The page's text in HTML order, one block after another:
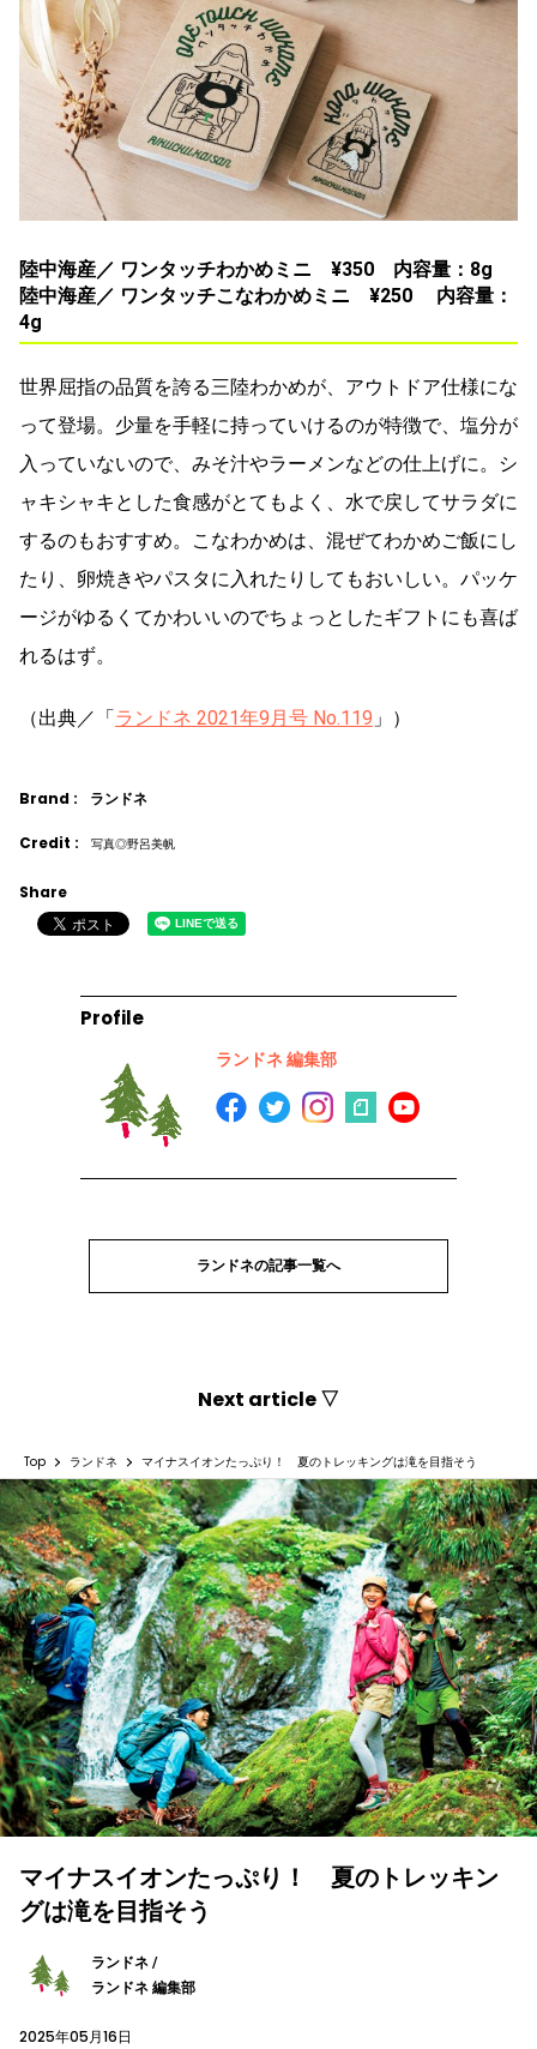
陸中海産／ ワンタッチわかめミニ ¥350 内容量：8g
​​陸中海産／ ワンタッチこなわかめミニ ¥250 内容量：
4g
世界屈指の品質を誇る三陸わかめが、アウトドア仕様にな
って登場。少量を手軽に持っていけるのが特徴で、塩分が
入っていないので、みそ汁やラーメンなどの仕上げに。シ
ャキシャキとした食感がとてもよく、水で戻してサラダに
するのもおすすめ。こなわかめは、混ぜてわかめご飯にし
たり、卵焼きやパスタに入れたりしてもおいしい。パッケ
ージがゆるくてかわいいのでちょっとしたギフトにも喜ば
れるはず。
（出典／「 ランドネ 2021年9月号 No.119 」）
Brand : ランドネ
Credit : 写真◎野呂美帆
Share
Profile
ランドネ 編集部
ランドネの記事一覧へ
Next article ▽
Top ランドネ マイナスイオンたっぷり！ 夏のトレッキングは滝を目指そう
マイナスイオンたっぷり！ 夏のトレッキン
グは滝を目指そう
ランドネ /
ランドネ 編集部
2025年05月16日